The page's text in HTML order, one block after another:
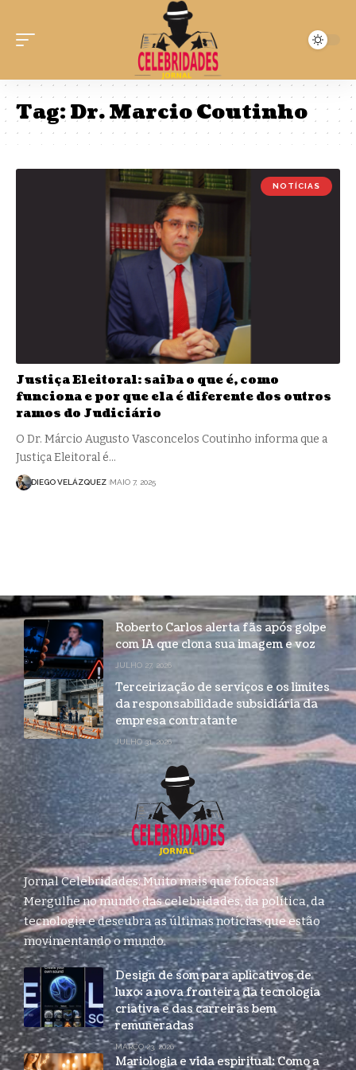
Tag:Dr. Marcio Coutinho
NOTÍCIAS
Justiça Eleitoral: saiba o que é, como
funciona e por que ela é diferente dos outros
ramos do Judiciário
O Dr. Márcio Augusto Vasconcelos Coutinho informa que a
Justiça Eleitoral é…
DIEGO VELÁZQUEZ MAIO 7, 2025
Roberto Carlos alerta fãs após golpe
com IA que clona sua imagem e voz
JULHO 27, 2026
Terceirização de serviços e os limites
da responsabilidade subsidiária da
empresa contratante
JULHO 31, 2026
Jornal Celebridades: Muito mais que fofocas!
Mergulhe no mundo das celebridades, da política, da
tecnologia e descubra as últimas notícias que estão
movimentando o mundo.
Design de som para aplicativos de
luxo: a nova fronteira da tecnologia
criativa e das carreiras bem
remuneradas
MARÇO 23, 2026
Mariologia e vida espiritual: Como a